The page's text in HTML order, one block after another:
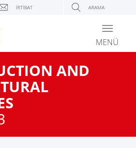
İRTIBAT ARAMA
Toggle
MENÜ
AND